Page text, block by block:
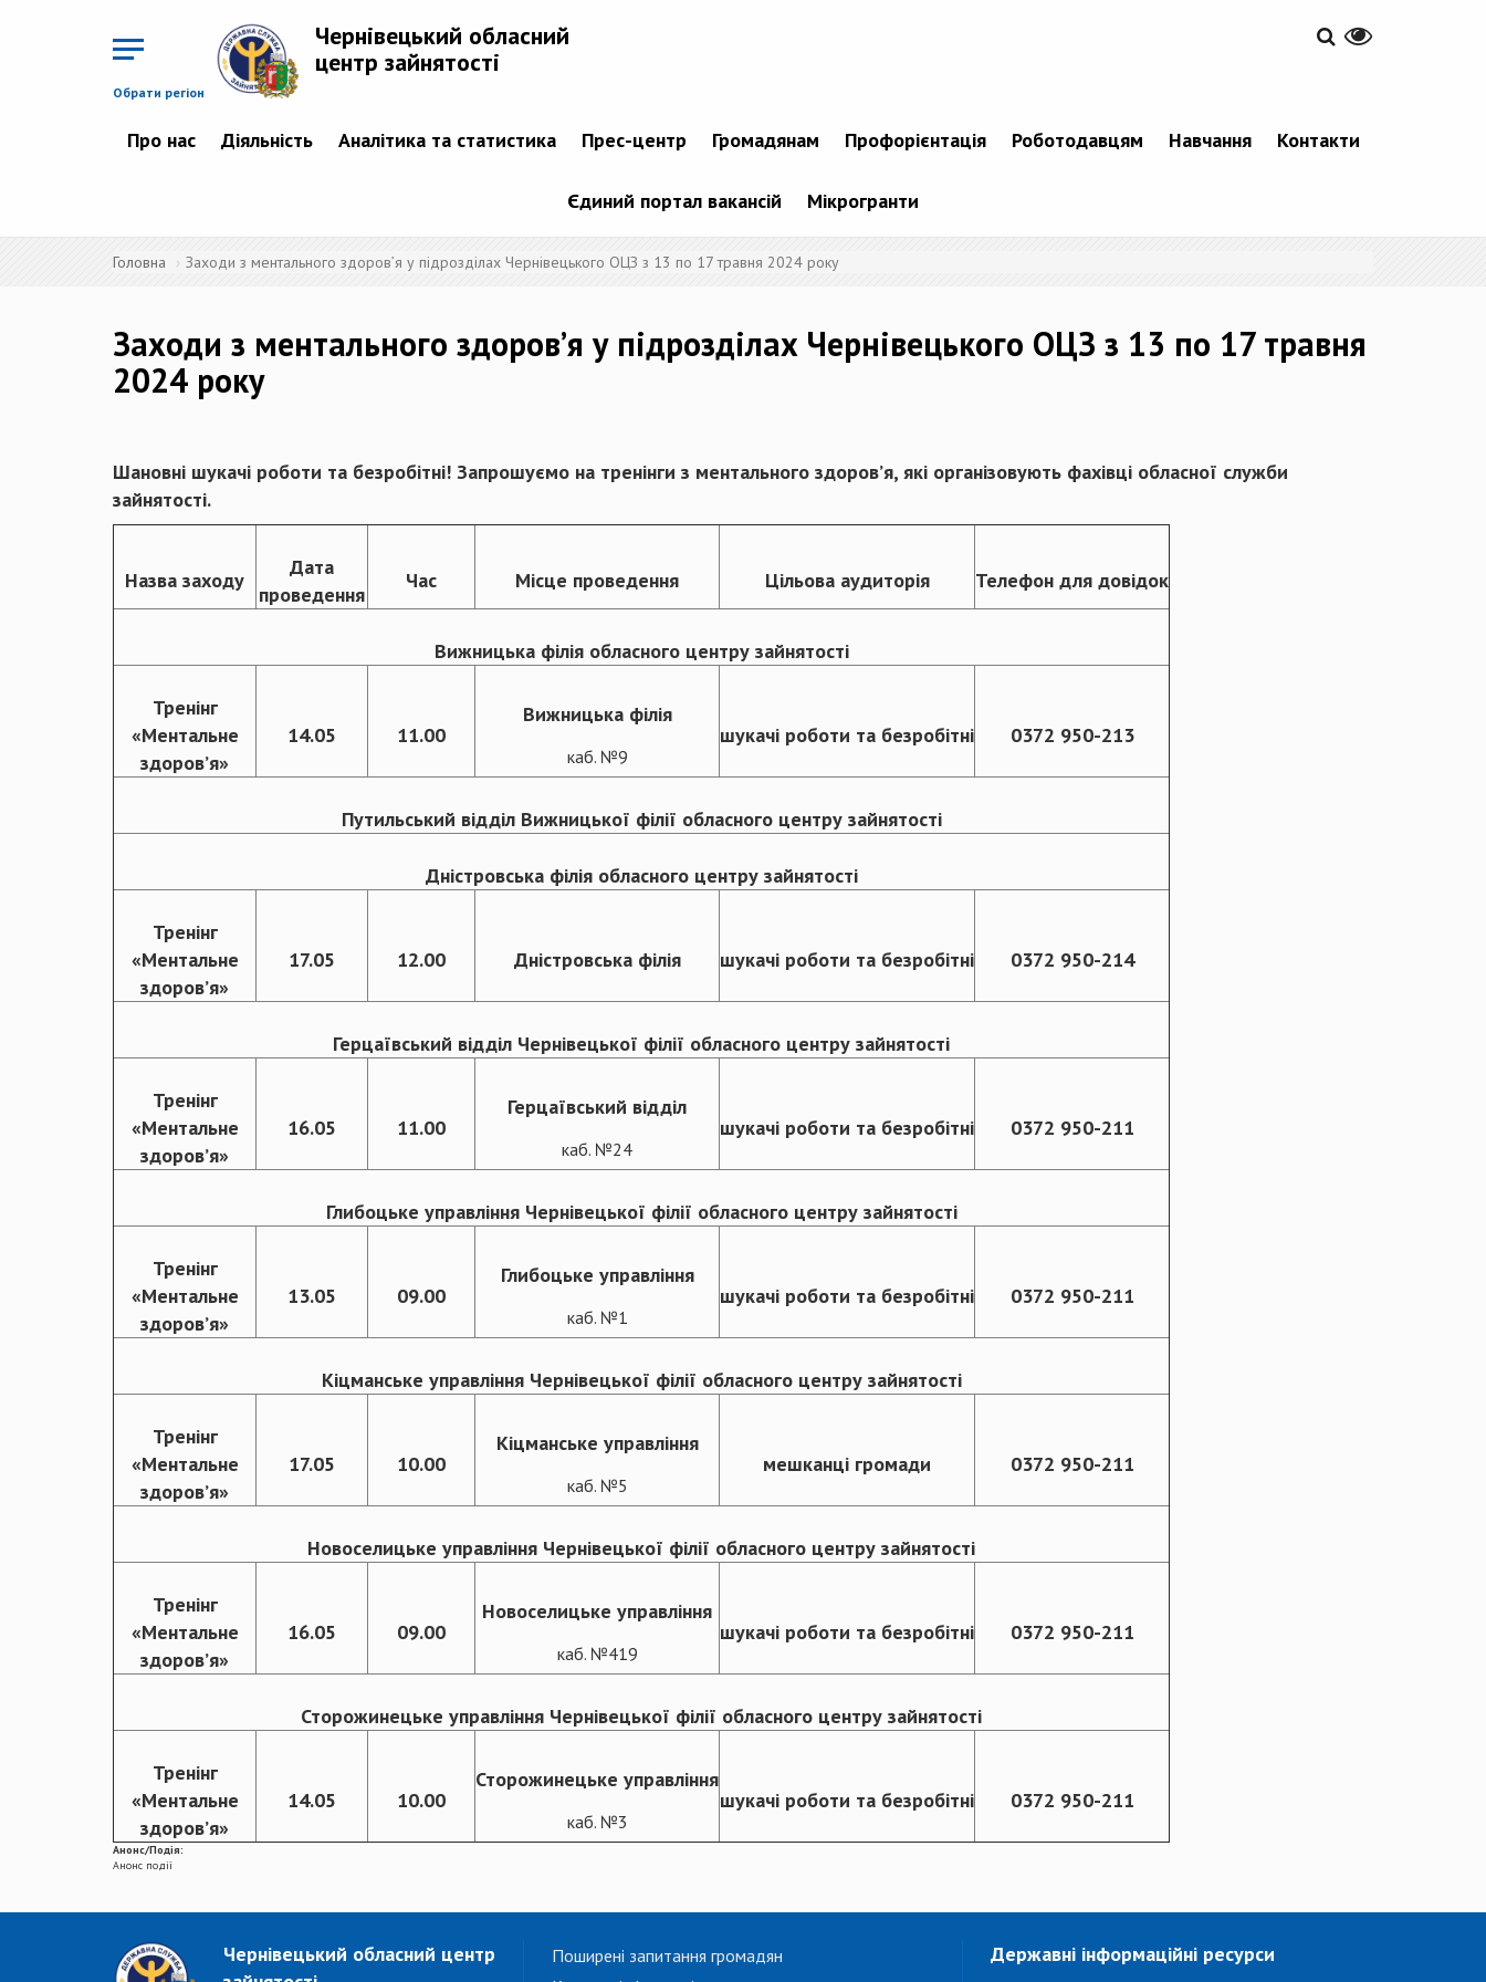
Обрати регіон
Чернівецький обласний
центр зайнятості
Про нас Діяльність Аналітика та статистика Прес-центр Громадянам Профорієнтація Роботодавцям Навчання Контакти
Єдиний портал вакансій Мікрогранти
Головна Заходи з ментального здоров’я у підрозділах Чернівецького ОЦЗ з 13 по 17 травня 2024 року
Заходи з ментального здоров’я у підрозділах Чернівецького ОЦЗ з 13 по 17 травня
2024 року
Шановні шукачі роботи та безробітні! Запрошуємо на тренінги з ментального здоров’я, які організовують фахівці обласної служби
зайнятості.
Назва заходу
Дата
проведення
Час Місце проведення Цільова аудиторія Телефон для довідок
Вижницька філія обласного центру зайнятості
Тренінг
«Ментальне
здоровʼя»
14.05 11.00
Вижницька філія
каб. №9
шукачі роботи та безробітні 0372 950-213
Путильський відділ Вижницької філії обласного центру зайнятості
Дністровська філія обласного центру зайнятості
Тренінг
«Ментальне
здоровʼя»
17.05 12.00 Дністровська філія шукачі роботи та безробітні 0372 950-214
Герцаївський відділ Чернівецької філії обласного центру зайнятості
Тренінг
«Ментальне
здоровʼя»
16.05 11.00
Герцаївський відділ
каб. №24
шукачі роботи та безробітні 0372 950-211
Глибоцьке управління Чернівецької філії обласного центру зайнятості
Тренінг
«Ментальне
здоровʼя»
13.05 09.00
Глибоцьке управління
каб. №1
шукачі роботи та безробітні 0372 950-211
Кіцманське управління Чернівецької філії обласного центру зайнятості
Тренінг
«Ментальне
здоровʼя»
17.05 10.00
Кіцманське управління
каб. №5
мешканці громади 0372 950-211
Новоселицьке управління Чернівецької філії обласного центру зайнятості
Тренінг
«Ментальне
здоровʼя»
16.05 09.00
Новоселицьке управління
каб. №419
шукачі роботи та безробітні 0372 950-211
Сторожинецьке управління Чернівецької філії обласного центру зайнятості
Тренінг
«Ментальне
здоров’я»
14.05 10.00
Сторожинецьке управління
каб. №3
шукачі роботи та безробітні 0372 950-211
Анонс/Подія:
Анонс події
Чернівецький обласний центр
Поширені запитання громадян
Державні інформаційні ресурси